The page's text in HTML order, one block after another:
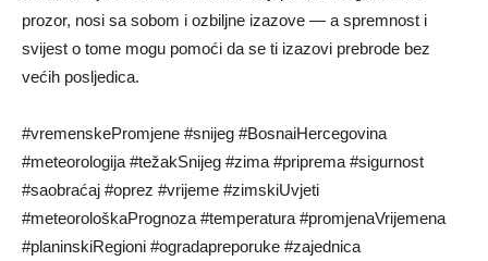
prozor, nosi sa sobom i ozbiljne izazove — a spremnost i
svijest o tome mogu pomoći da se ti izazovi prebrode bez
većih posljedica.
#vremenskePromjene #snijeg #BosnaiHercegovina
#meteorologija #težakSnijeg #zima #priprema #sigurnost
#saobraćaj #oprez #vrijeme #zimskiUvjeti
#meteorološkaPrognoza #temperatura #promjenaVrijemena
#planinskiRegioni #ogradapreporuke #zajednica